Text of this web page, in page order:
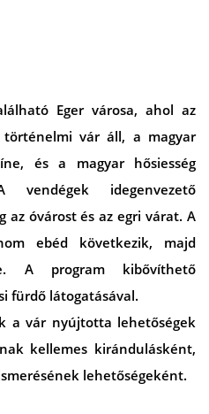
Eger városa, ahol az
történelmi vár áll, a magyar
és a magyar hősiesség
vendégek idegenvezető
óvárost és az egri várat. A
ebéd következik, majd
A program kibővíthető
fürdő látogatásával.
a vár nyújtotta lehetőségek
kellemes kirándulásként,
lehetőségeként.